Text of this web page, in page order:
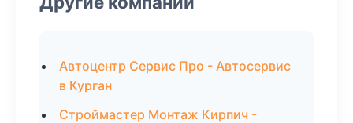
Автоцентр Сервис Про - Автосервис
в Курган
Строймастер Монтаж Кирпич -